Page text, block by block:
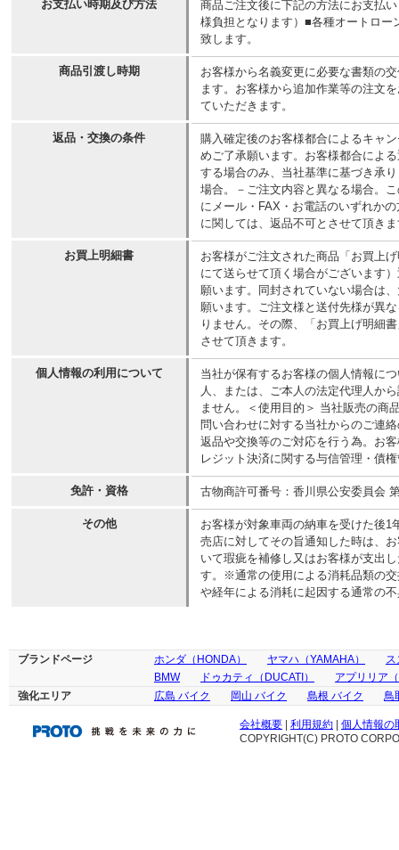
お支払い時期及び方法
商品ご注文後に下記の方法にお支払
様負担となります）■各種オートロー
致します。
商品引渡し時期
お客様から名義変更に必要な書類の
ます。お客様から追加作業等の注文
ていただきます。
返品・交換の条件
購入確定後のお客様都合によるキャ
めご了承願います。お客様都合によ
する場合のみ、当社基準に基づき承
場合。－ご注文内容と異なる場合。
にメール・FAX・お電話のいずれか
に関しては、返品不可とさせて頂き
お買上明細書
お客様がご注文された商品「お買上
にて送らせて頂く場合がございます
願います。同封されていない場合は
願います。ご注文様と送付先様が異
りません。その際、「お買上げ明細
させて頂きます。
個人情報の利用について
当社が保有するお客様の個人情報に
人、または、ご本人の法定代理人か
ません。＜使用目的＞ 当社販売の商
問い合わせに対する当社からのご連
返品や交換等のご対応を行う為。お
レジット決済に関する与信管理・債
免許・資格 古物商許可番号：香川県公安委員会
その他
お客様が対象車両の納車を受けた後
売店に対してその旨通知した時は、
いて瑕疵を補修し又はお客様が支出
す。※通常の使用による消耗品類の
や経年による消耗に起因する通常の
ブランドページ ホンダ（HONDA） ヤマハ（YAMAHA）
ス
BMW
ドゥカティ（DUCATI）
アプリリア
強化エリア
広島 バイク 岡山 バイク 島根 バイク 鳥
会社概要 利用規約
個人情報の
COPYRIGHT(C) PROTO